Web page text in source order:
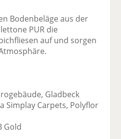
Bodenbeläge aus der
PUR die
auf und sorgen
Gladbeck
Simplay Carpets, Polyflor
Gold